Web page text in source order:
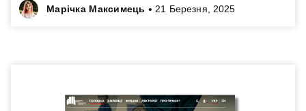
Марічка Максимець • 21 Березня, 2025